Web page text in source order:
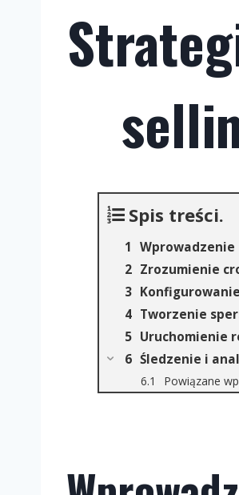
Spis treści.
Wprowadzenie
Zrozumienie
Tworzenie
Uruchomienie
Śledzenie i
Powiązane